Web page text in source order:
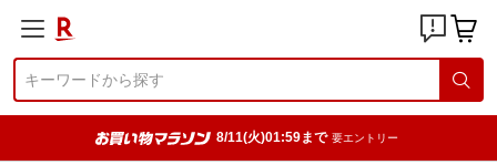
8/11(火)01:59まで 要エントリー